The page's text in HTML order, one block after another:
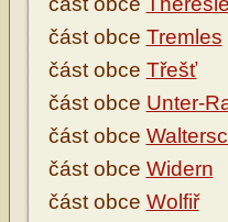
část obce Tremles
část obce Třešť
část obce Unter-
část obce
část obce Widern
část obce Wolfiř